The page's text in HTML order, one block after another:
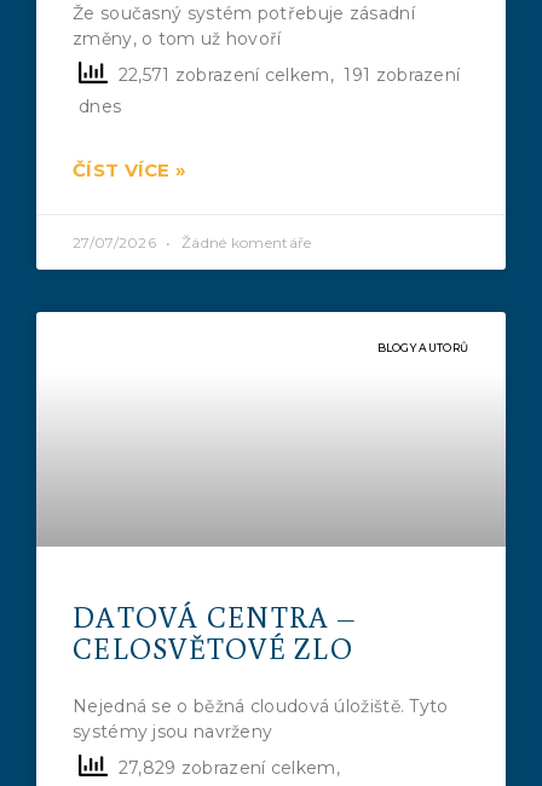
Že současný systém potřebuje zásadní
změny, o tom už hovoří
22,571 zobrazení celkem, 191 zobrazení
dnes
ČÍST VÍCE »
27/07/2026 Žádné komentáře
BLOGY AUTORŮ
DATOVÁ CENTRA –
CELOSVĚTOVÉ ZLO
Nejedná se o běžná cloudová úložiště. Tyto
systémy jsou navrženy
27,829 zobrazení celkem,